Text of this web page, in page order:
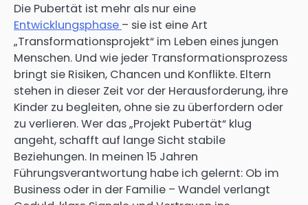
Die Pubertät ist mehr als nur eine
Entwicklungsphase – sie ist eine Art
„Transformationsprojekt“ im Leben eines jungen
Menschen. Und wie jeder Transformationsprozess
bringt sie Risiken, Chancen und Konflikte. Eltern
stehen in dieser Zeit vor der Herausforderung, ihre
Kinder zu begleiten, ohne sie zu überfordern oder
zu verlieren. Wer das „Projekt Pubertät“ klug
angeht, schafft auf lange Sicht stabile
Beziehungen. In meinen 15 Jahren
Führungsverantwortung habe ich gelernt: Ob im
Business oder in der Familie – Wandel verlangt